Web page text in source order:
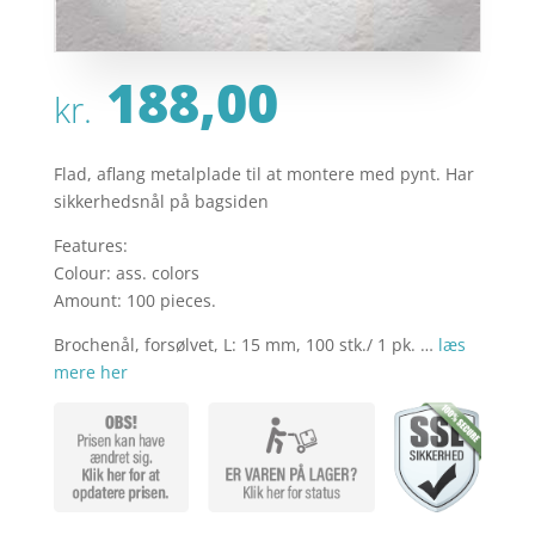
kr. 188,00
Flad, aflang metalplade til at montere med pynt. Har
sikkerhedsnål på bagsiden
Features:
Colour: ass. colors
Amount: 100 pieces.
Brochenål, forsølvet, L: 15 mm, 100 stk./ 1 pk. … læs
mere her